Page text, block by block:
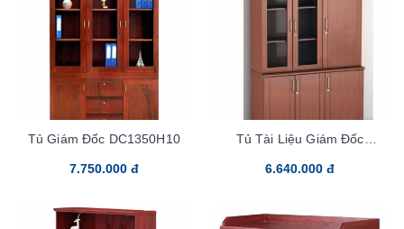
Tủ Giám Đốc DC1350H10
7.750.000 đ
Tủ Tài Liệu Giám Đốc
6.640.000 đ